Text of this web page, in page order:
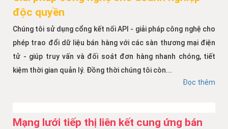
độc quyền
Chúng tôi sử dụng cổng kết nối API - giải pháp công nghệ cho
phép trao đổi dữ liệu bán hàng với các sàn thương mại điện
tử - giúp truy vấn và đối soát đơn hàng nhanh chóng, tiết
kiệm thời gian quản lý. Đồng thời chúng tôi còn...
Đọc thêm
Mạng lưới tiếp thị liên kết cung ứng bán